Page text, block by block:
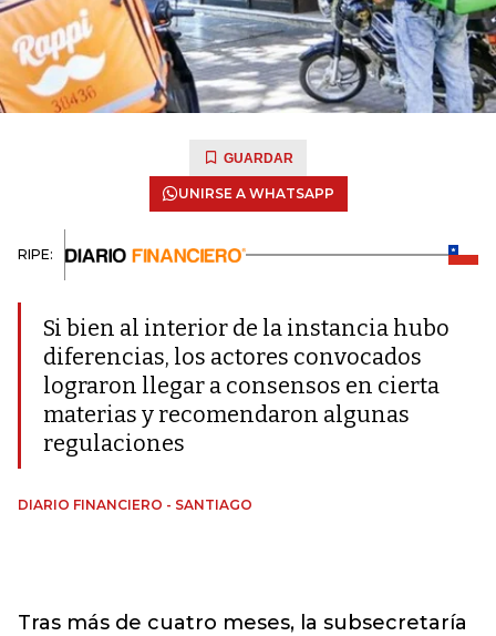
GUARDAR
UNIRSE A WHATSAPP
RIPE:
Si bien al interior de la instancia hubo
diferencias, los actores convocados
lograron llegar a consensos en cierta
materias y recomendaron algunas
regulaciones
DIARIO FINANCIERO - SANTIAGO
Tras más de cuatro meses, la subsecretaría